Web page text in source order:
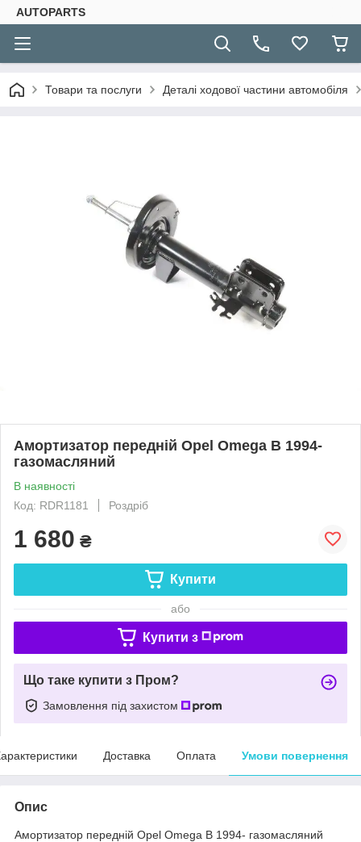
AUTOPARTS
Товари та послуги Деталі ходової частини автомобіля
Амортизатор передній Opel Omega B 1994-
газомасляний
В наявності
Код: RDR1181
Роздріб
1 680 ₴
Купити
або
Купити з
Що таке купити з Пром?
Замовлення під захистом
Доставка Оплата Умови повернення
Опис
Амортизатор передній Opel Omega B 1994- газомасляний